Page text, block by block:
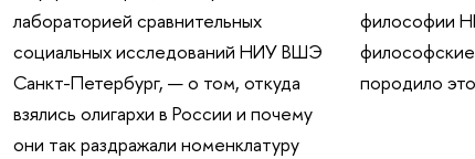
лабораторией сравнительных
социальных исследований НИУ ВШЭ
Санкт-Петербург, — о том, откуда
взялись олигархи в России и почему
они так раздражали номенклатуру
философии
породило